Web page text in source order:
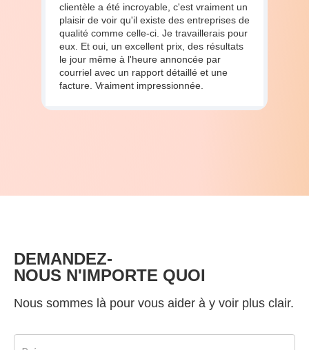
clientèle a été incroyable, c'est vraiment un
plaisir de voir qu'il existe des entreprises de
qualité comme celle-ci. Je travaillerais pour
eux. Et oui, un excellent prix, des résultats
le jour même à l'heure annoncée par
courriel avec un rapport détaillé et une
facture. Vraiment impressionnée.
DEMANDEZ-
NOUS N'IMPORTE QUOI
Nous sommes là pour vous aider à y voir plus clair.